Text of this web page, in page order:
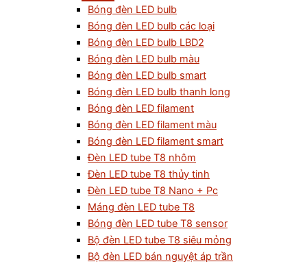
Bóng đèn LED bulb
Bóng đèn LED bulb các loại
Bóng đèn LED bulb LBD2
Bóng đèn LED bulb màu
Bóng đèn LED bulb smart
Bóng đèn LED bulb thanh long
Bóng đèn LED filament
Bóng đèn LED filament màu
Bóng đèn LED filament smart
Đèn LED tube T8 nhôm
Đèn LED tube T8 thủy tinh
Đèn LED tube T8 Nano + Pc
Máng đèn LED tube T8
Bóng đèn LED tube T8 sensor
Bộ đèn LED tube T8 siêu mỏng
Bộ đèn LED bán nguyệt áp trần